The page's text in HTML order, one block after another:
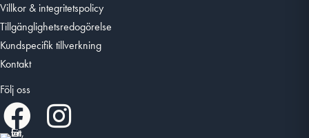
Villkor & integritetspolicy
Tillgänglighetsredogörelse
Kundspecifik tillverkning
Kontakt
Följ oss